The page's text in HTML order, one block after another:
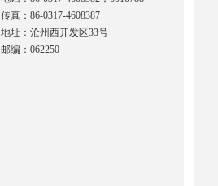
传真：86-0317-4608387
地址：沧州西开发区33号
邮编：062250